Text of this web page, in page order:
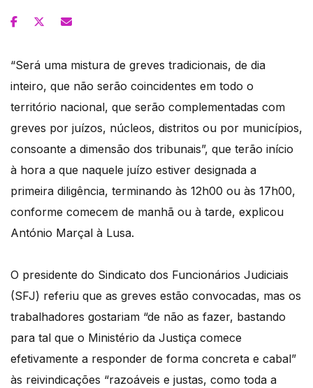
“Será uma mistura de greves tradicionais, de dia
inteiro, que não serão coincidentes em todo o
território nacional, que serão complementadas com
greves por juízos, núcleos, distritos ou por municípios,
consoante a dimensão dos tribunais”, que terão início
à hora a que naquele juízo estiver designada a
primeira diligência, terminando às 12h00 ou às 17h00,
conforme comecem de manhã ou à tarde, explicou
António Marçal à Lusa.
O presidente do Sindicato dos Funcionários Judiciais
(SFJ) referiu que as greves estão convocadas, mas os
trabalhadores gostariam “de não as fazer, bastando
para tal que o Ministério da Justiça comece
efetivamente a responder de forma concreta e cabal”
às reivindicações “razoáveis e justas, como toda a